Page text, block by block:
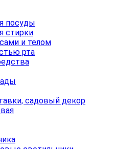
посуды
стирки
и телом
рта
садовый декор